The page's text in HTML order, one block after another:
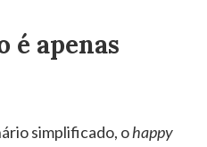
é apenas
simplificado, ohappy